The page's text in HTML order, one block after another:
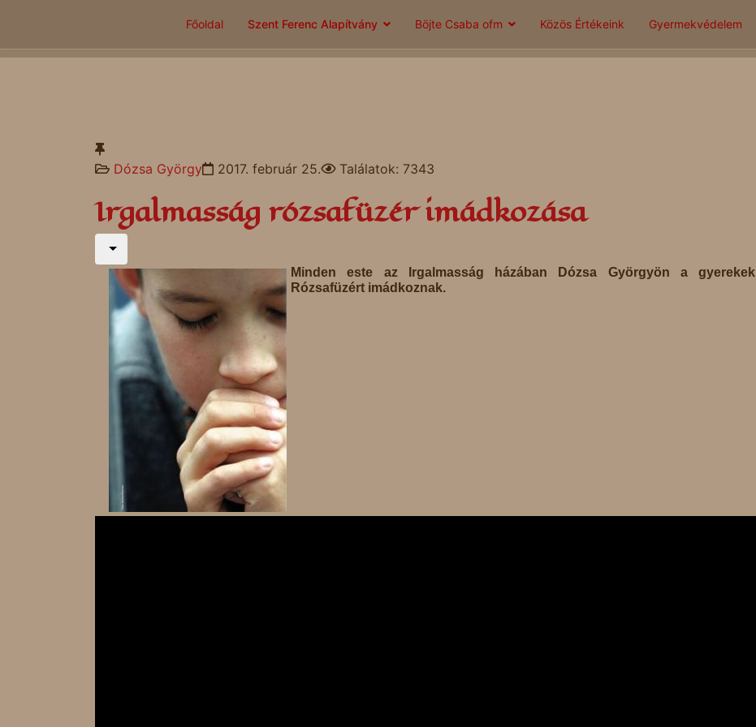
Főoldal Szent Ferenc Alapítvány Böjte Csaba ofm Közös Értékeink Gyermekvédelem
Dózsa György 2017. február 25. Találatok: 7343
Irgalmasság rózsafüzér imádkozása
Minden este az Irgalmasság házában Dózsa Györgyön a gyerekek
Rózsafüzért imádkoznak.